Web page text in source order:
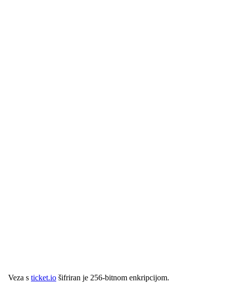
Veza s ticket.io šifriran je 256-bitnom enkripcijom.